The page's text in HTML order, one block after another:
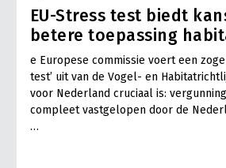
EU-Stress test biedt
betere toepassing
e Europese commissie voert een
test’ uit van de Vogel- en
voor Nederland cruciaal is:
compleet vastgelopen door de
…